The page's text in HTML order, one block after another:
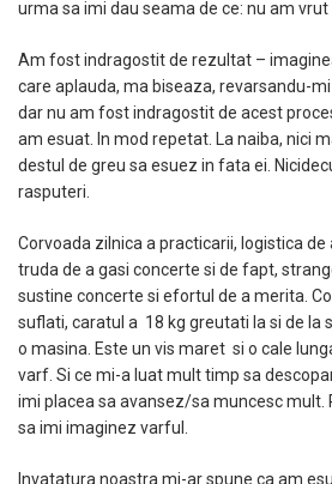
urma sa imi dau seama de ce: nu am vrut
Am fost indragostit de rezultat –
care aplauda, ma biseaza, revarsandu-
dar nu am fost indragostit de acest
am esuat. In mod repetat. La naiba, nici
destul de greu sa esuez in fata ei.
rasputeri.
Corvoada zilnica a practicarii, logistica de
truda de a gasi concerte si de fapt,
sustine concerte si efortul de a merita.
suflati, caratul a 18 kg greutati la si de la
o masina. Este un vis maret si o cale
varf. Si ce mi-a luat mult timp sa
imi placea sa avansez/sa muncesc mult.
sa imi imaginez varful.
Invatatura noastra mi-ar spune ca am